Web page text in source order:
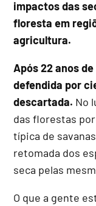
impactos das
floresta em
agricultura.
Após 22 anos
defendida por
descartada. No
das florestas
típica de
retomada dos
seca pelas
O que a gente